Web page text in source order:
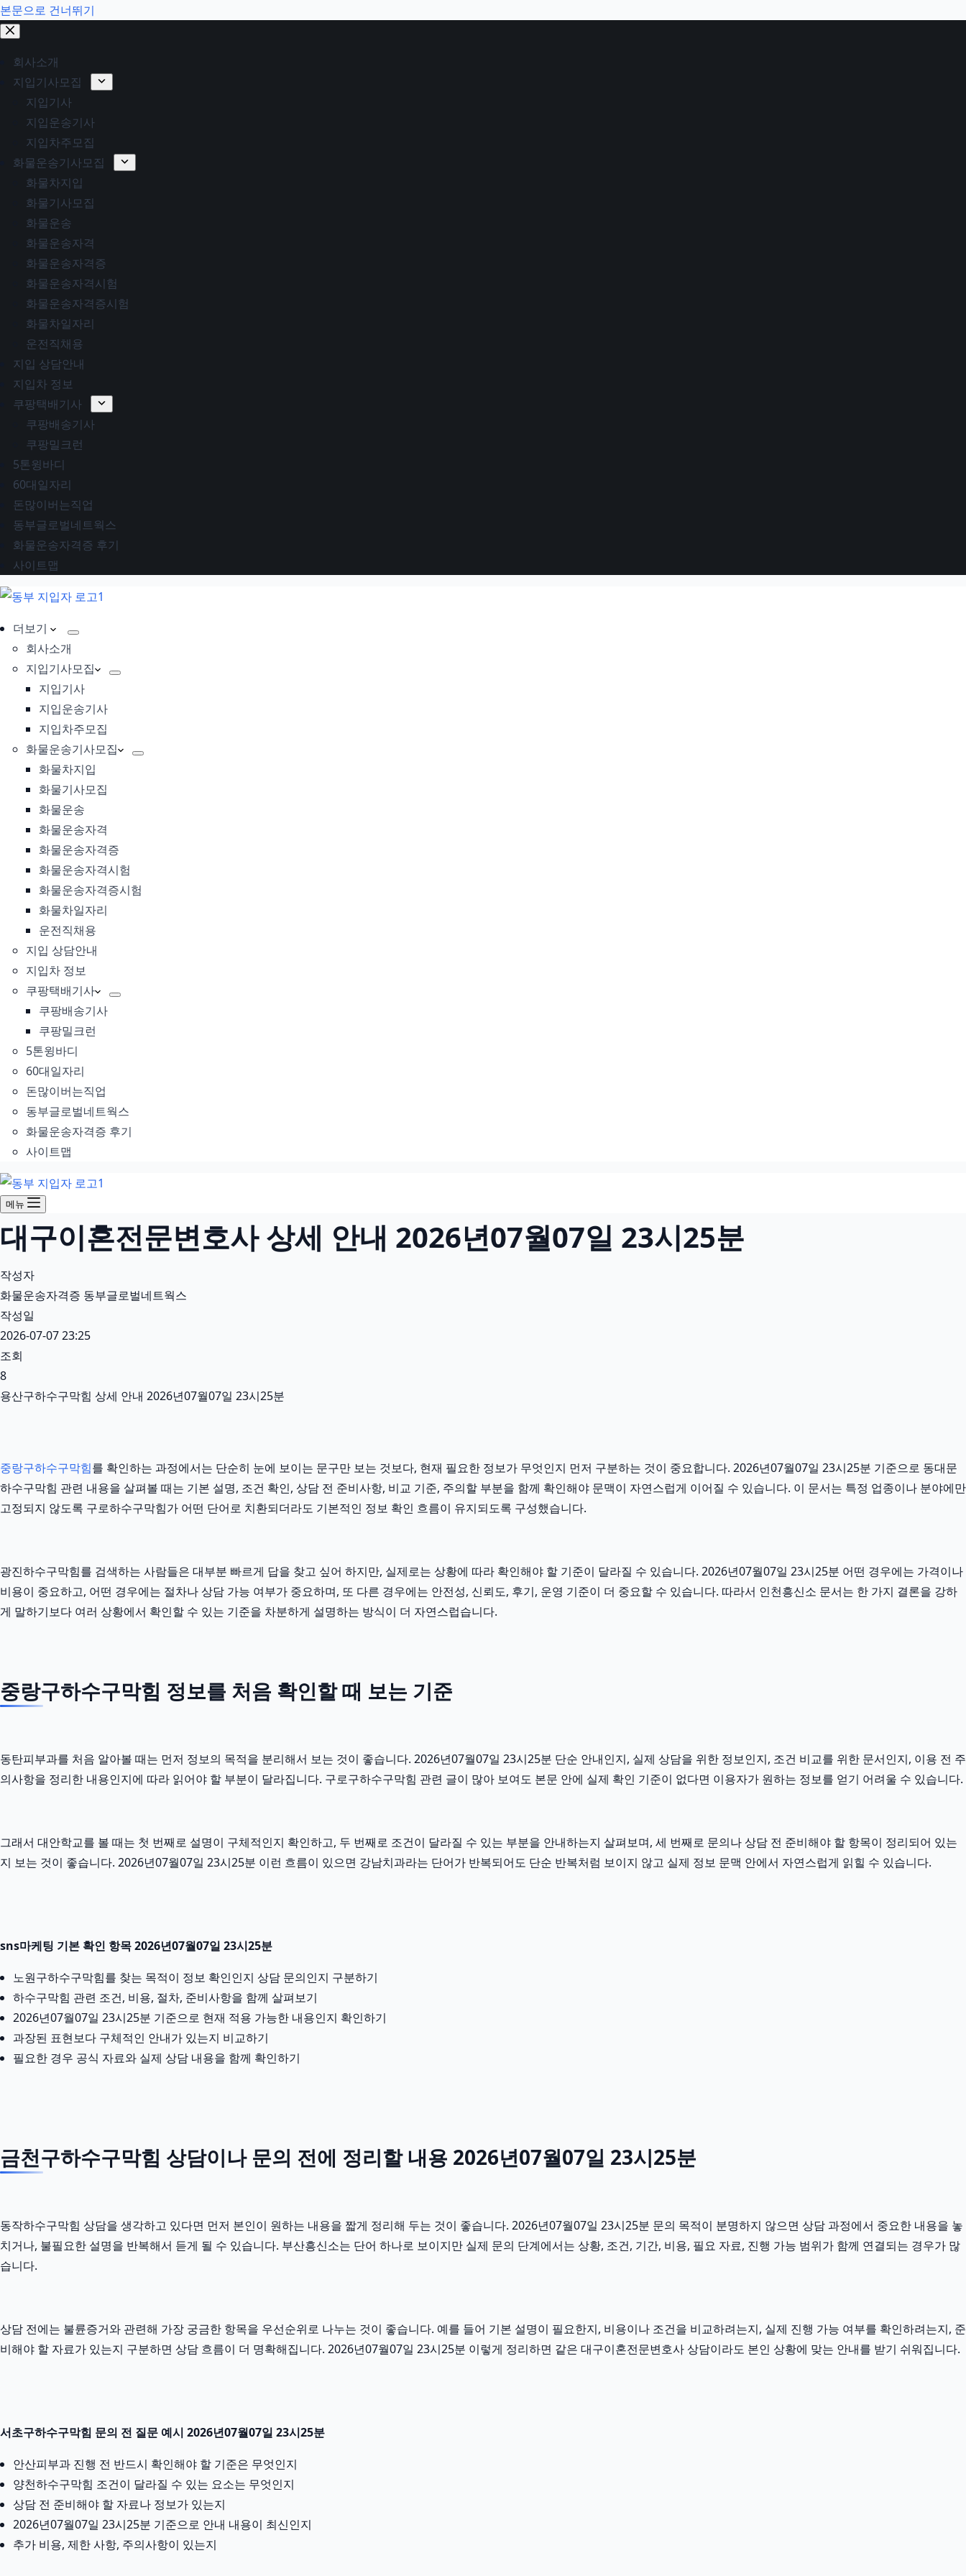
본문으로 건너뛰기
회사소개
지입기사모집
지입기사
지입운송기사
지입차주모집
화물운송기사모집
화물차지입
화물기사모집
화물운송
화물운송자격
화물운송자격증
화물운송자격시험
화물운송자격증시험
화물차일자리
운전직채용
지입 상담안내
지입차 정보
쿠팡택배기사
쿠팡배송기사
쿠팡밀크런
5톤윙바디
60대일자리
돈많이버는직업
동부글로벌네트웍스
화물운송자격증 후기
사이트맵
더보기
회사소개
지입기사모집
지입기사
지입운송기사
지입차주모집
화물운송기사모집
화물차지입
화물기사모집
화물운송
화물운송자격
화물운송자격증
화물운송자격시험
화물운송자격증시험
화물차일자리
운전직채용
지입 상담안내
지입차 정보
쿠팡택배기사
쿠팡배송기사
쿠팡밀크런
5톤윙바디
60대일자리
돈많이버는직업
동부글로벌네트웍스
화물운송자격증 후기
사이트맵
메뉴
대구이혼전문변호사 상세 안내 2026년07월07일 23시25분
작성자
화물운송자격증 동부글로벌네트웍스
작성일
2026-07-07 23:25
조회
8
용산구하수구막힘 상세 안내 2026년07월07일 23시25분
중랑구하수구막힘를 확인하는 과정에서는 단순히 눈에 보이는 문구만 보는 것보다, 현재 필요한 정보가 무엇인지 먼저 구분하는 것이 중요합니다. 2026년07월07일 23시25분 기준으로 동대문
하수구막힘 관련 내용을 살펴볼 때는 기본 설명, 조건 확인, 상담 전 준비사항, 비교 기준, 주의할 부분을 함께 확인해야 문맥이 자연스럽게 이어질 수 있습니다. 이 문서는 특정 업종이나 분야에만
고정되지 않도록 구로하수구막힘가 어떤 단어로 치환되더라도 기본적인 정보 확인 흐름이 유지되도록 구성했습니다.
광진하수구막힘를 검색하는 사람들은 대부분 빠르게 답을 찾고 싶어 하지만, 실제로는 상황에 따라 확인해야 할 기준이 달라질 수 있습니다. 2026년07월07일 23시25분 어떤 경우에는 가격이나
비용이 중요하고, 어떤 경우에는 절차나 상담 가능 여부가 중요하며, 또 다른 경우에는 안전성, 신뢰도, 후기, 운영 기준이 더 중요할 수 있습니다. 따라서 인천흥신소 문서는 한 가지 결론을 강하
게 말하기보다 여러 상황에서 확인할 수 있는 기준을 차분하게 설명하는 방식이 더 자연스럽습니다.
중랑구하수구막힘 정보를 처음 확인할 때 보는 기준
동탄피부과를 처음 알아볼 때는 먼저 정보의 목적을 분리해서 보는 것이 좋습니다. 2026년07월07일 23시25분 단순 안내인지, 실제 상담을 위한 정보인지, 조건 비교를 위한 문서인지, 이용 전 주
의사항을 정리한 내용인지에 따라 읽어야 할 부분이 달라집니다. 구로구하수구막힘 관련 글이 많아 보여도 본문 안에 실제 확인 기준이 없다면 이용자가 원하는 정보를 얻기 어려울 수 있습니다.
그래서 대안학교를 볼 때는 첫 번째로 설명이 구체적인지 확인하고, 두 번째로 조건이 달라질 수 있는 부분을 안내하는지 살펴보며, 세 번째로 문의나 상담 전 준비해야 할 항목이 정리되어 있는
지 보는 것이 좋습니다. 2026년07월07일 23시25분 이런 흐름이 있으면 강남치과라는 단어가 반복되어도 단순 반복처럼 보이지 않고 실제 정보 문맥 안에서 자연스럽게 읽힐 수 있습니다.
sns마케팅 기본 확인 항목 2026년07월07일 23시25분
노원구하수구막힘를 찾는 목적이 정보 확인인지 상담 문의인지 구분하기
하수구막힘 관련 조건, 비용, 절차, 준비사항을 함께 살펴보기
2026년07월07일 23시25분 기준으로 현재 적용 가능한 내용인지 확인하기
과장된 표현보다 구체적인 안내가 있는지 비교하기
필요한 경우 공식 자료와 실제 상담 내용을 함께 확인하기
금천구하수구막힘 상담이나 문의 전에 정리할 내용 2026년07월07일 23시25분
동작하수구막힘 상담을 생각하고 있다면 먼저 본인이 원하는 내용을 짧게 정리해 두는 것이 좋습니다. 2026년07월07일 23시25분 문의 목적이 분명하지 않으면 상담 과정에서 중요한 내용을 놓
치거나, 불필요한 설명을 반복해서 듣게 될 수 있습니다. 부산흥신소는 단어 하나로 보이지만 실제 문의 단계에서는 상황, 조건, 기간, 비용, 필요 자료, 진행 가능 범위가 함께 연결되는 경우가 많
습니다.
상담 전에는 불륜증거와 관련해 가장 궁금한 항목을 우선순위로 나누는 것이 좋습니다. 예를 들어 기본 설명이 필요한지, 비용이나 조건을 비교하려는지, 실제 진행 가능 여부를 확인하려는지, 준
비해야 할 자료가 있는지 구분하면 상담 흐름이 더 명확해집니다. 2026년07월07일 23시25분 이렇게 정리하면 같은 대구이혼전문변호사 상담이라도 본인 상황에 맞는 안내를 받기 쉬워집니다.
서초구하수구막힘 문의 전 질문 예시 2026년07월07일 23시25분
안산피부과 진행 전 반드시 확인해야 할 기준은 무엇인지
양천하수구막힘 조건이 달라질 수 있는 요소는 무엇인지
상담 전 준비해야 할 자료나 정보가 있는지
2026년07월07일 23시25분 기준으로 안내 내용이 최신인지
추가 비용, 제한 사항, 주의사항이 있는지